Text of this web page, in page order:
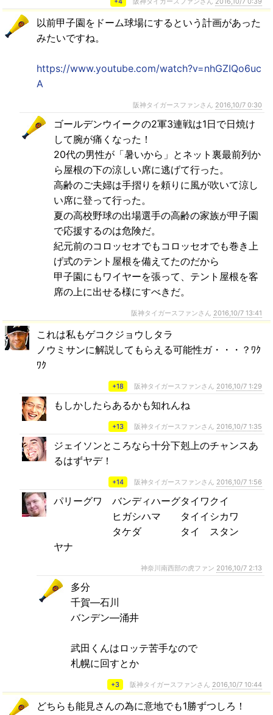
以前甲子園をドーム球場にするという計画があった
みたいですね。
https://www.youtube.com/watch?v=nhGZIQo6uc
A
阪神タイガースファンさん 2016,10/7 0:30
ゴールデンウイークの2軍3連戦は1日で日焼け
して腕が痛くなった！
20代の男性が「暑いから」とネット裏最前列か
ら屋根の下の涼しい席に逃げて行った。
高齢のご夫婦は手摺りを頼りに風が吹いて涼し
い席に登って行った。
夏の高校野球の出場選手の高齢の家族が甲子園
で応援するのは危険だ。
紀元前のコロッセオでもコロッセオでも巻き上
げ式のテント屋根を備えてたのだから
甲子園にもワイヤーを張って、テント屋根を客
席の上に出せる様にすべきだ。
阪神タイガースファンさん 2016,10/7 13:41
これは私もゲコクジョウしタラ
ノウミサンに解説してもらえる可能性ガ・・・？ﾜｸ
ﾜｸ
+18 阪神タイガースファンさん 2016,10/7 1:29
もしかしたらあるかも知れんね
+13 阪神タイガースファンさん 2016,10/7 1:35
ジェイソンところなら十分下剋上のチャンスあ
るはずヤデ！
+14 阪神タイガースファンさん 2016,10/7 1:56
パリーグワ バンディハーグタイワクイ
ヒガシハマ タイイシカワ
タケダ タイ スタン
ヤナ
神奈川南西部の虎ファン 2016,10/7 2:13
多分
千賀―石川
バンデン―涌井
武田くんはロッテ苦手なので
札幌に回すとか
+3 阪神タイガースファンさん 2016,10/7 10:44
どちらも能見さんの為に意地でも1勝ずつしろ！